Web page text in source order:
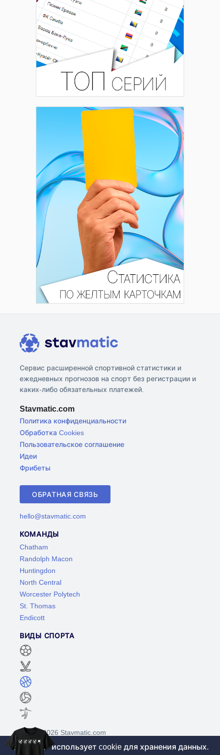
Сервис расширенной спортивной статистики и
ежедневных прогнозов на спорт без регистрации и
каких-либо обязательных платежей.
Stavmatic.com
Политика конфиденциальности
Обработка Cookies
Пользовательское соглашение
Идеи
Фрибеты
ОБРАТНАЯ СВЯЗЬ
hello@stavmatic.com
КОМАНДЫ
Chatham
Randolph Macon
Huntingdon
North Central
Worcester Polytech
St. Thomas
Endicott
ВИДЫ СПОРТА
©2017-2026 Stavmatic.com
Этот сайт использует cookie для хранения данных.